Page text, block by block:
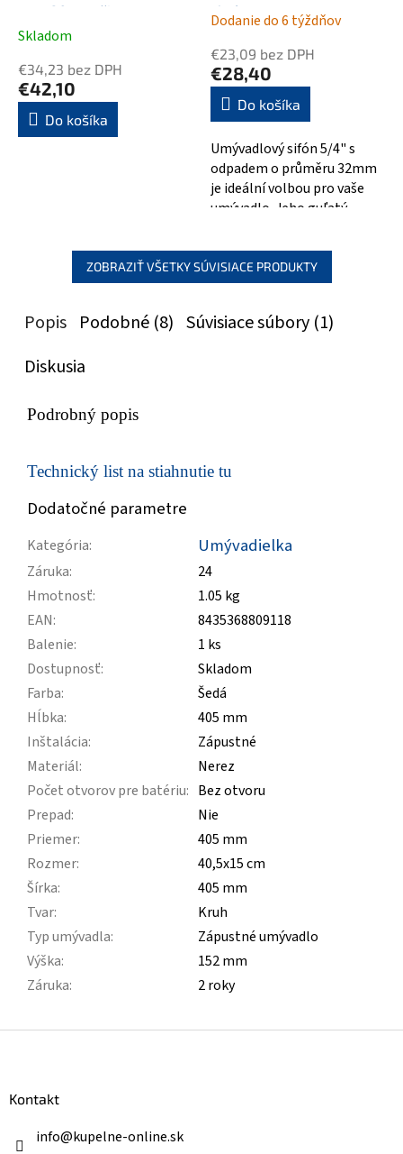
max 80mm, čierna mat
Skladom
€34,23 bez DPH
€42,10
Do košíka
chróm
Priemerné
hodnotenie
produktu
je
5,0
z
5
hviezdičiek.
Dodanie do 6 týždňov
€23,09 bez DPH
€28,40
Do košíka
Umývadlový sifón 5/4" s
odpadem o průměru 32mm
je ideální volbou pro vaše
umývadlo. Jeho guľatý
vaší koupelně...
ZOBRAZIŤ VŠETKY SÚVISIACE PRODUKTY
Popis Podobné (8) Súvisiace súbory (1)
Diskusia
Podrobný popis
Technický list na stiahnutie tu
Dodatočné parametre
Kategória: Umývadielka
Záruka:
24
Hmotnosť:
1.05 kg
EAN:
8435368809118
Balenie:
1 ks
Dostupnosť:
Skladom
Farba:
Šedá
Hĺbka:
405 mm
Inštalácia:
Zápustné
Materiál:
Nerez
Počet otvorov pre batériu: Bez otvoru
Prepad:
Nie
Priemer:
405 mm
Rozmer:
40,5x15 cm
Šírka:
405 mm
Tvar:
Kruh
Typ umývadla:
Zápustné umývadlo
Výška:
152 mm
Záruka: 2 roky
Kontakt
info@kupelne-online.sk